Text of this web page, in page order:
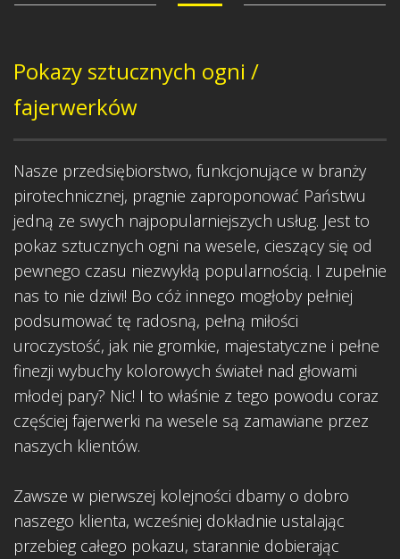
Pokazy sztucznych ogni /
fajerwerków
Nasze przedsiębiorstwo, funkcjonujące w branży
pirotechnicznej, pragnie zaproponować Państwu
jedną ze swych najpopularniejszych usług. Jest to
pokaz sztucznych ogni na wesele, cieszący się od
pewnego czasu niezwykłą popularnością. I zupełnie
nas to nie dziwi! Bo cóż innego mogłoby pełniej
podsumować tę radosną, pełną miłości
uroczystość, jak nie gromkie, majestatyczne i pełne
finezji wybuchy kolorowych świateł nad głowami
młodej pary? Nic! I to właśnie z tego powodu coraz
częściej fajerwerki na wesele są zamawiane przez
naszych klientów.
Zawsze w pierwszej kolejności dbamy o dobro
naszego klienta, wcześniej dokładnie ustalając
przebieg całego pokazu, starannie dobierając